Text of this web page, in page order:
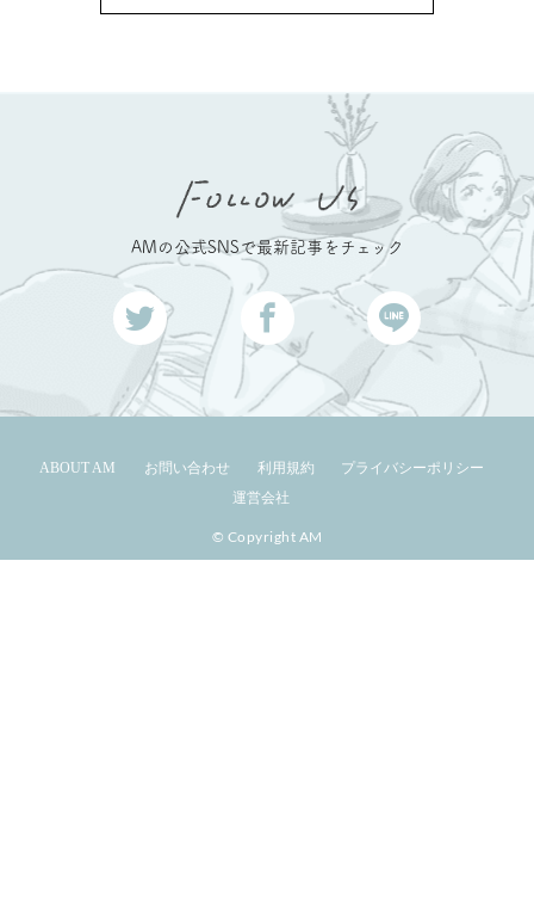
AMの公式SNSで最新記事をチェック
ABOUT AM お問い合わせ 利用規約
プライバシーポリシー
運営会社
© Copyright AM